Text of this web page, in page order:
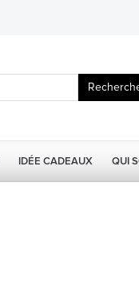
IDÉE CADEAUX QUI